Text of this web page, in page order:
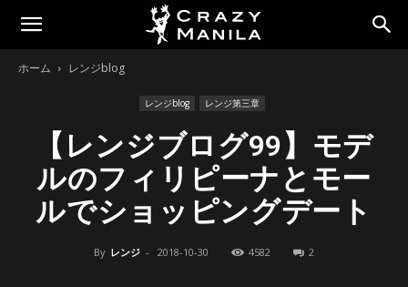
ホーム レンジblog
レンジblog レンジ第三章
【レンジブログ99】モデ
ルのフィリピーナとモー
ルでショッピングデート
By レンジ - 2018-10-30 4582 2